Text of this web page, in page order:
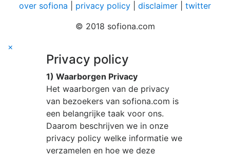
over sofiona
privacy policy disclaimer
twitter
© 2018 sofiona.com
×
Privacy policy
1) Waarborgen Privacy
Het waarborgen van de privacy
van bezoekers van sofiona.com is
een belangrijke taak voor ons.
Daarom beschrijven we in onze
privacy policy welke informatie we
verzamelen en hoe we deze